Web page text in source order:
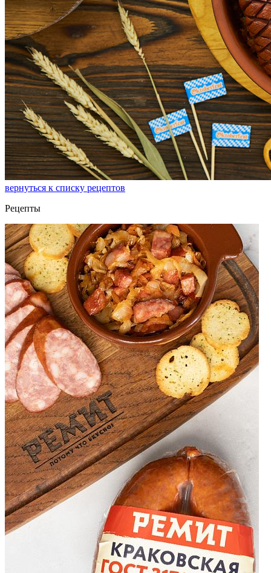
вернуться к списку рецептов
Рецепты